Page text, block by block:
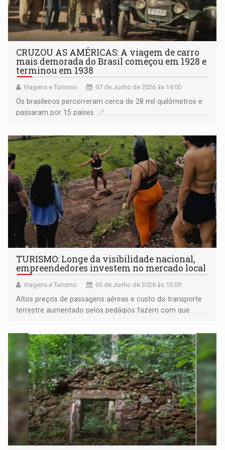
CRUZOU AS AMÉRICAS: A viagem de carro
mais demorada do Brasil começou em 1928 e
terminou em 1938
Viagens e Turismo 07 de Junho de 2026 às 14:00
Os brasileiros percorreram cerca de 28 mil quilômetros e
passaram por 15 países
TURISMO: Longe da visibilidade nacional,
empreendedores investem no mercado local
Viagens e Turismo 05 de Junho de 2026 às 13:09
Altos preços de passagens aéreas e custo do transporte
terrestre aumentado pelos pedágios fazem com que
conhecem belas paisagens amazônicas